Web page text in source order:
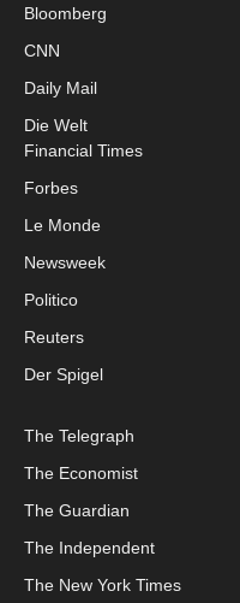
Bloomberg
CNN
Daily Mail
Die Welt
Financial Times
Forbes
Le Monde
Newsweek
Politico
Reuters
Der Spigel
The Telegraph
The Economist
The Guardian
The Independent
The New York Times